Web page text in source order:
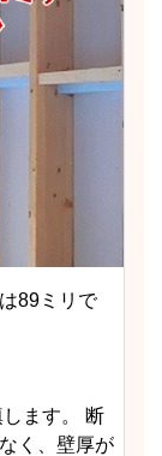
89ミリで
ます。 断
く、壁厚が